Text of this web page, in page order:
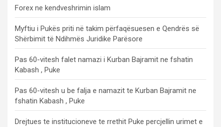
Forex ne kendveshrimin islam
Myftiu i Pukës priti në takim përfaqësuesen e Qendrës së
Shërbimit të Ndihmës Juridike Parësore
Pas 60-vitesh falet namazi i Kurban Bajramit ne fshatin
Kabash , Puke
Pas 60-vitesh u be falja e namazit te Kurban Bajramit ne
fshatin Kabash , Puke
Drejtues te institucioneve te rrethit Puke percjellin urimet e